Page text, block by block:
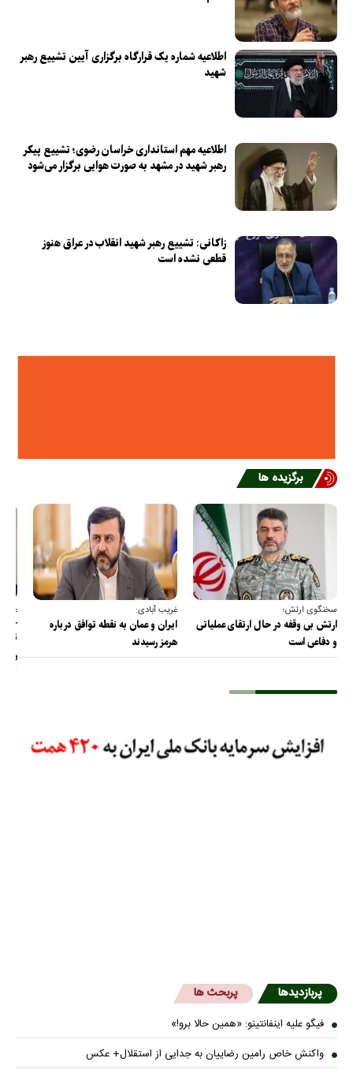
اطلاعیه شماره یک قرارگاه برگزاری آیین تشییع رهبر
شهید
اطلاعیه مهم استانداری خراسان رضوی؛ تشییع پیکر
رهبر شهید در مشهد به صورت هوایی برگزار می‌شود
زاکانی: تشییع رهبر شهید انقلاب در عراق هنوز
قطعی نشده است
برگزیده ها
سخنگوی ارتش؛
ارتش بی وقفه در حال ارتقای عملیاتی
و دفاعی است
غریب آبادی:
ایران و عمان به نقطه توافق درباره
هرمز رسیدند
عضو
را
پربازدیدها پربحث ها
فیگو علیه اینفانتینو: «همین حالا برو!»
واکنش خاص رامین رضاییان به جدایی از استقلال+ عکس